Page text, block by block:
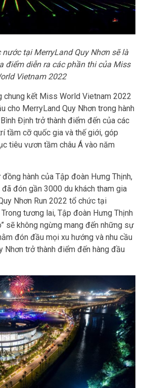
tại MerryLand Quy Nhơn sẽ là
điểm diễn ra các phần thi của Miss
Vietnam 2022
chung kết Miss World Vietnam 2022
cho MerryLand Quy Nhơn trong hành
Định trở thành điểm đến của các
tầm cỡ quốc gia và thế giới, góp
tiêu vươn tầm châu Á vào năm
hành của Tập đoàn Hưng Thịnh,
đón gần 3000 du khách tham gia
Nhơn Run 2022 tổ chức tại
tương lai, Tập đoàn Hưng Thịnh
sẽ không ngừng mang đến những sự
đón đầu mọi xu hướng và nhu cầu
Nhơn trở thành điểm đến hàng đầu